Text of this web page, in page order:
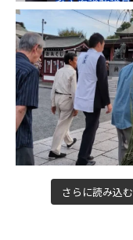
さらに読み込む